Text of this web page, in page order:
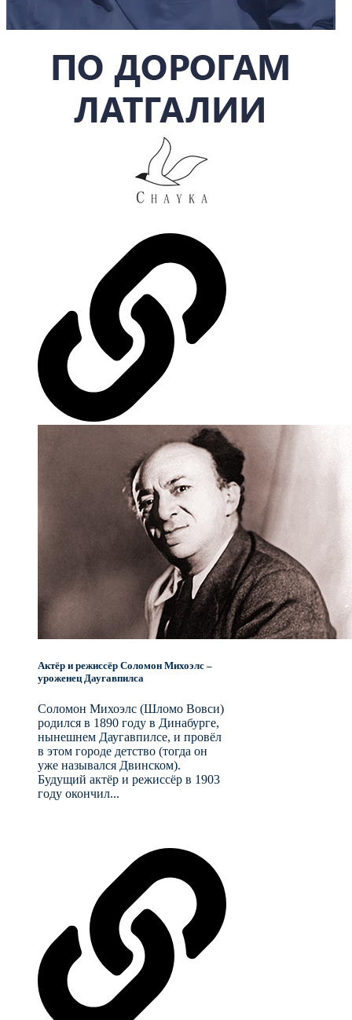
Актёр и режиссёр Соломон Михоэлс –
уроженец Даугавпилса
Соломон Михоэлс (Шломо Вовси)
родился в 1890 году в Динабурге,
нынешнем Даугавпилсе, и провёл
в этом городе детство (тогда он
уже назывался Двинском).
Будущий актёр и режиссёр в 1903
году окончил...